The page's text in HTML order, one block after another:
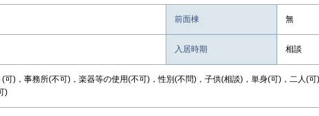
前面棟 無
入居時期 相談
(可)，事務所(不可)，楽器等の使用(不可)，性別(不問)，子供(相談)，単身(可)，二人(
)